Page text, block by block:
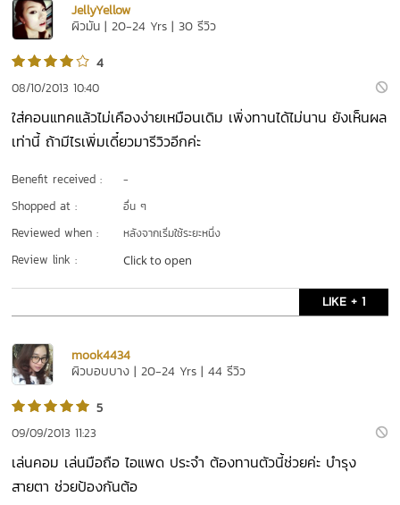
JellyYellow
ผิวมัน | 20-24 Yrs | 30 รีวิว
4
08/10/2013 10:40
ใส่คอนแทคแล้วไม่เคืองง่ายเหมือนเดิม เพิ่งทานได้ไม่นาน ยังเห็นผล
เท่านี้ ถ้ามีไรเพิ่มเดี๋ยวมารีวิวอีกค่ะ
Benefit received : -
Shopped at : อื่น ๆ
Reviewed when : หลังจากเริ่มใช้ระยะหนึ่ง
Review link : Click to open
LIKE + 1
mook4434
ผิวบอบบาง | 20-24 Yrs | 44 รีวิว
5
09/09/2013 11:23
เล่นคอม เล่นมือถือ ไอแพด ประจำ ต้องทานตัวนี้ช่วยค่ะ บำรุง
สายตา ช่วยป้องกันต้อ